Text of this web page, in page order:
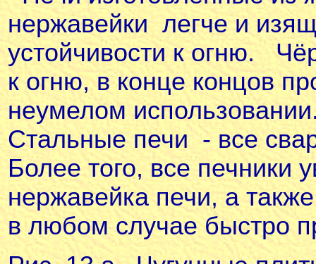
нержавейки легче и
устойчивости к огню.
к огню, в конце концов
неумелом
Стальные печи - все
Более того, все печники
нержавейка печи, а
в любом случае быстро